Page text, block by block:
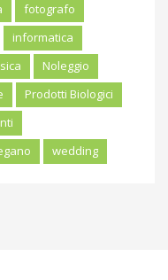
fotografo
informatica
Noleggio
Prodotti Biologici
wedding